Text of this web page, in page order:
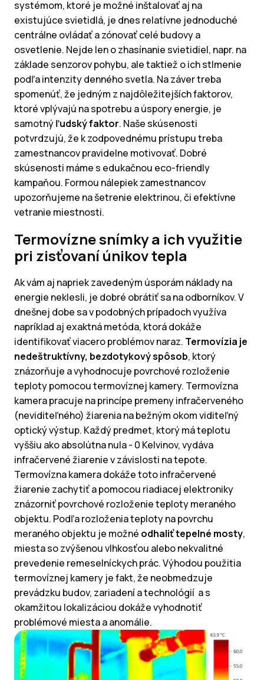
systémom, ktoré je možné inštalovať aj na
existujúce svietidlá, je dnes relatívne jednoduché
centrálne ovládať a zónovať celé budovy a
osvetlenie. Nejde len o zhasínanie svietidiel, napr. na
základe senzorov pohybu, ale taktiež o ich stlmenie
podľa intenzity denného svetla. Na záver treba
spomenúť, že jedným z najdôležitejších faktorov,
ktoré vplývajú na spotrebu a úspory energie, je
samotnýľudský faktor. Naše skúsenosti
potvrdzujú, že k zodpovednému prístupu treba
zamestnancov pravidelne motivovať. Dobré
skúsenosti máme s edukačnou eco-friendly
kampaňou. Formou nálepiek zamestnancov
upozorňujeme na šetrenie elektrinou, či efektívne
vetranie miestnosti.
Termovízne snímky a ich využitie
pri zisťovaní únikov tepla
Ak vám aj napriek zavedeným úsporám náklady na
energie neklesli, je dobré obrátiť sa na odborníkov. V
dnešnej dobe sa v podobných prípadoch využíva
napríklad aj exaktná metóda, ktorá dokáže
identifikovať viacero problémov naraz. Termovízia je
nedeštruktívny, bezdotykový spôsob, ktorý
znázorňuje a vyhodnocuje povrchové rozloženie
teploty pomocou termovíznej kamery. Termovízna
kamera pracuje na princípe premeny infračerveného
(neviditeľného) žiarenia na bežným okom viditeľný
optický výstup. Každý predmet, ktorý má teplotu
vyššiu ako absolútna nula - 0 Kelvinov, vydáva
infračervené žiarenie v závislosti na tepote.
Termovízna kamera dokáže toto infračervené
žiarenie zachytiť a pomocou riadiacej elektroniky
znázorniť povrchové rozloženie teploty meraného
objektu. Podľa rozloženia teploty na povrchu
meraného objektu je možné odhaliť tepelné mosty,
miesta so zvýšenou vlhkosťou alebo nekvalitné
prevedenie remeselníckych prác. Výhodou použitia
termovíznej kamery je fakt, že neobmedzuje
prevádzku budov, zariadení a technológií a s
okamžitou lokalizáciou dokáže vyhodnotiť
problémové miesta a anomálie.